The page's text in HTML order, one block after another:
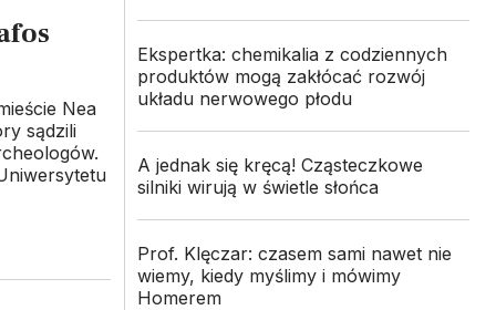
Nea
sądzili
Ekspertka: chemikalia z codziennych
produktów mogą zakłócać rozwój
układu nerwowego płodu
A jednak się kręcą! Cząsteczkowe
silniki wirują w świetle słońca
Prof. Klęczar: czasem sami nawet nie
wiemy, kiedy myślimy i mówimy
Homerem